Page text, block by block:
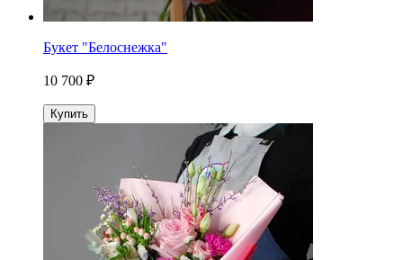
Букет "Белоснежка"
10 700 ₽
Купить